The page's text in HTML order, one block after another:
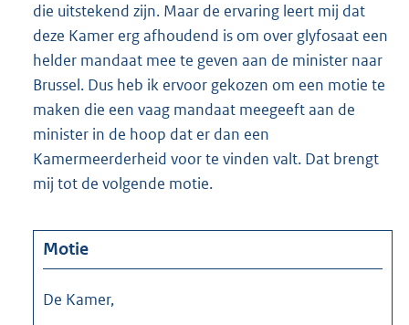
die uitstekend zijn. Maar de ervaring leert mij dat
deze Kamer erg afhoudend is om over glyfosaat een
helder mandaat mee te geven aan de minister naar
Brussel. Dus heb ik ervoor gekozen om een motie te
maken die een vaag mandaat meegeeft aan de
minister in de hoop dat er dan een
Kamermeerderheid voor te vinden valt. Dat brengt
mij tot de volgende motie.
Motie
De Kamer,